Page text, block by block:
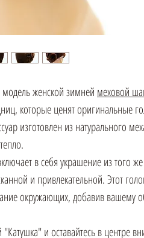
женской зимней меховой
которые ценят оригинальные
изготовлен из натурального
в себя украшение из того
и привлекательной. Этот
окружающих, добавив вашему
и оставайтесь в центре